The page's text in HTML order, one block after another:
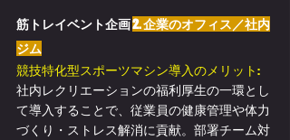
筋トレイベント企画 2. 企業のオフィス／社内
ジム
競技特化型スポーツマシン導入のメリット:
社内レクリエーションの福利厚生の一環とし
て導入することで、従業員の健康管理や体力
づくり・ストレス解消に貢献。部署チーム対